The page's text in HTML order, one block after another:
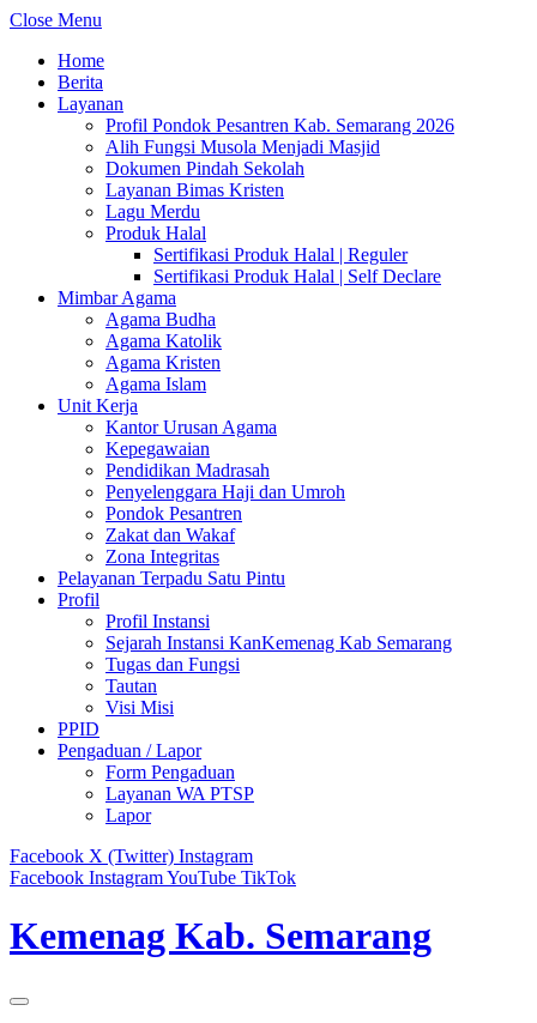
Close Menu
Home
Berita
Layanan
Profil Pondok Pesantren Kab. Semarang 2026
Alih Fungsi Musola Menjadi Masjid
Dokumen Pindah Sekolah
Layanan Bimas Kristen
Lagu Merdu
Produk Halal
Sertifikasi Produk Halal | Reguler
Sertifikasi Produk Halal | Self Declare
Mimbar Agama
Agama Budha
Agama Katolik
Agama Kristen
Agama Islam
Unit Kerja
Kantor Urusan Agama
Kepegawaian
Pendidikan Madrasah
Penyelenggara Haji dan Umroh
Pondok Pesantren
Zakat dan Wakaf
Zona Integritas
Pelayanan Terpadu Satu Pintu
Profil
Profil Instansi
Sejarah Instansi KanKemenag Kab Semarang
Tugas dan Fungsi
Tautan
Visi Misi
PPID
Pengaduan / Lapor
Form Pengaduan
Layanan WA PTSP
Lapor
Facebook X (Twitter) Instagram
Facebook InstagramYouTube TikTok
Kemenag Kab. Semarang